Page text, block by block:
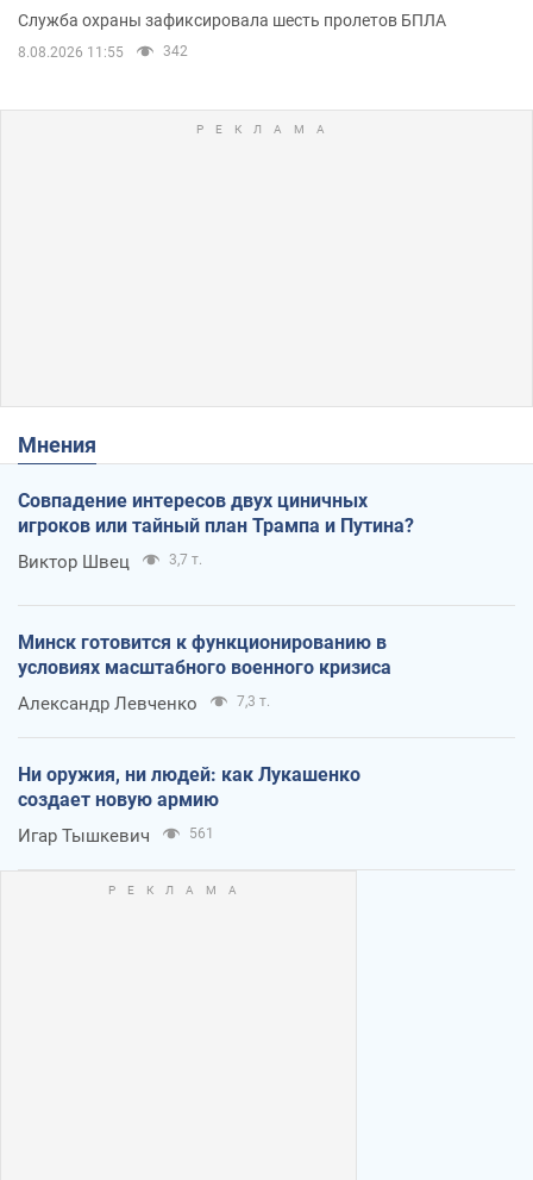
Служба охраны зафиксировала шесть пролетов БПЛА
8.08.2026 11:55 342
Мнения
Совпадение интересов двух циничных
игроков или тайный план Трампа и Путина?
Виктор Швец 3,7 т.
Минск готовится к функционированию в
условиях масштабного военного кризиса
Александр Левченко 7,3 т.
Ни оружия, ни людей: как Лукашенко
создает новую армию
Игар Тышкевич 561